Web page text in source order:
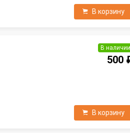
В корзину
В наличии
500
В корзину